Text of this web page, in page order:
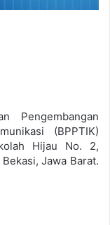
Pengembangan
(BPPTIK)
Hijau No. 2,
Jawa Barat.